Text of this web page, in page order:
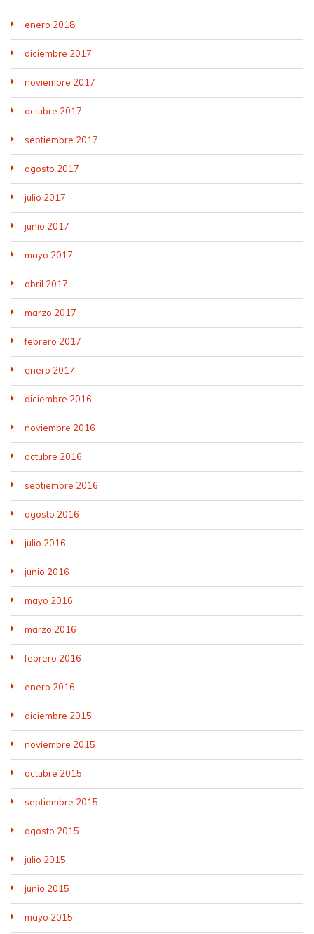
enero 2018
diciembre 2017
noviembre 2017
octubre 2017
septiembre 2017
agosto 2017
julio 2017
junio 2017
mayo 2017
abril 2017
marzo 2017
febrero 2017
enero 2017
diciembre 2016
noviembre 2016
octubre 2016
septiembre 2016
agosto 2016
julio 2016
junio 2016
mayo 2016
marzo 2016
febrero 2016
enero 2016
diciembre 2015
noviembre 2015
octubre 2015
septiembre 2015
agosto 2015
julio 2015
junio 2015
mayo 2015